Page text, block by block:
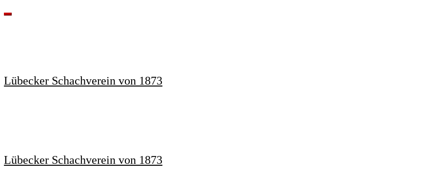
Lübecker Schachverein von 1873
Lübecker Schachverein von 1873